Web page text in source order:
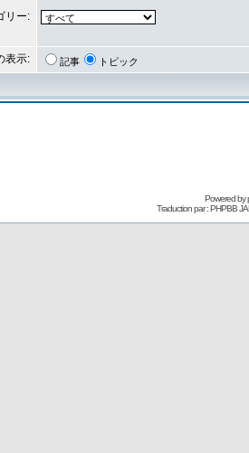
リー:
表示: 記事 トピック
Powered by
Traduction par : PHPBB